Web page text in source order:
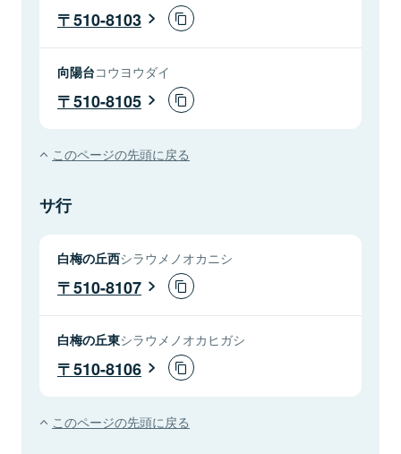
510-8103
向陽台コウヨウダイ
510-8105
このページの先頭に戻る
サ行
白梅の丘西シラウメノオカニシ
510-8107
白梅の丘東シラウメノオカヒガシ
510-8106
このページの先頭に戻る